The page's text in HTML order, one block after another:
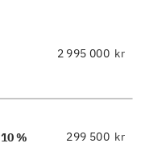
kr
10 % kr